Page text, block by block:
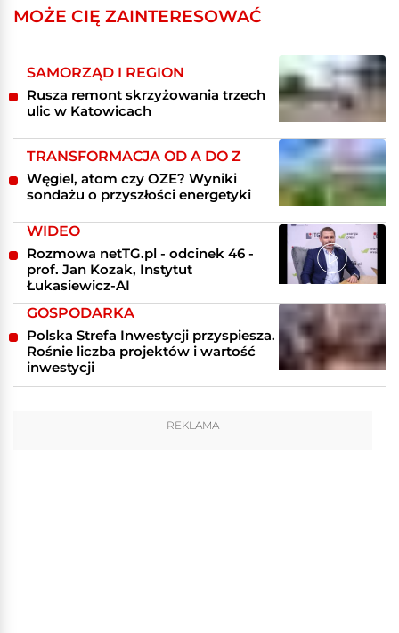
MOŻE CIĘ ZAINTERESOWAĆ
SAMORZĄD I REGION
Rusza remont skrzyżowania trzech
ulic w Katowicach
TRANSFORMACJA OD A DO Z
Węgiel, atom czy OZE? Wyniki
sondażu o przyszłości energetyki
WIDEO
Rozmowa netTG.pl - odcinek 46 -
prof. Jan Kozak, Instytut
Łukasiewicz-AI
GOSPODARKA
Polska Strefa Inwestycji przyspiesza.
Rośnie liczba projektów i wartość
inwestycji
REKLAMA